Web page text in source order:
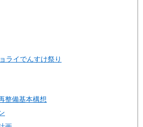
ライでんすけ祭り
整備基本構想